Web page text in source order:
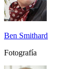
Ben Smithard
Fotografía